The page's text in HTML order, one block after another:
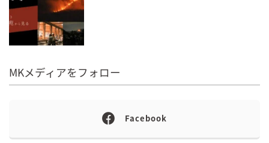
MKメディアをフォロー
Facebook